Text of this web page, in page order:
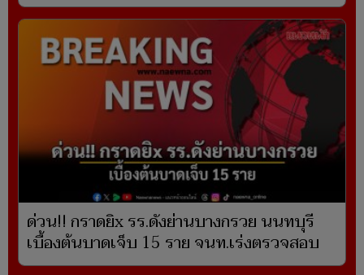
ด่วน!! กราดยิx รร.ดังย่านบางกรวย นนทบุรี
เบื้องต้นบาดเจ็บ 15 ราย จนท.เร่งตรวจสอบ